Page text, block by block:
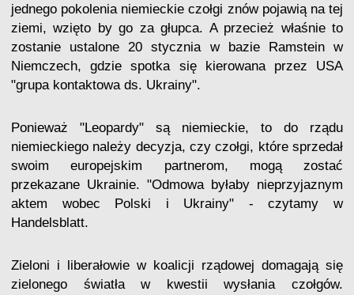
jednego pokolenia niemieckie czołgi znów pojawią na tej
ziemi, wzięto by go za głupca. A przecież właśnie to
zostanie ustalone 20 stycznia w bazie Ramstein w
Niemczech, gdzie spotka się kierowana przez USA
"grupa kontaktowa ds. Ukrainy".
Ponieważ "Leopardy" są niemieckie, to do rządu
niemieckiego należy decyzja, czy czołgi, które sprzedał
swoim europejskim partnerom, mogą zostać
przekazane Ukrainie. "Odmowa byłaby nieprzyjaznym
aktem wobec Polski i Ukrainy" - czytamy w
Handelsblatt.
Zieloni i liberałowie w koalicji rządowej domagają się
zielonego światła w kwestii wysłania czołgów.